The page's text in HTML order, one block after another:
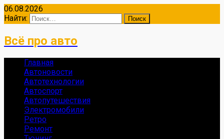
06.08.2026
Найти:
Всё про авто
Главная
Автоновости
Автотехнологии
Автоспорт
Автопутешествия
Электромобили
Ретро
Ремонт